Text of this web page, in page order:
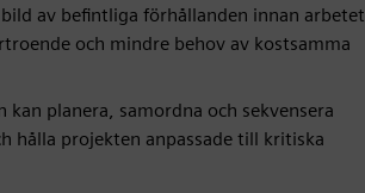
av befintliga förhållanden innan arbetet
och mindre behov av kostsamma
planera, samordna och sekvensera
hålla projekten anpassade till kritiska